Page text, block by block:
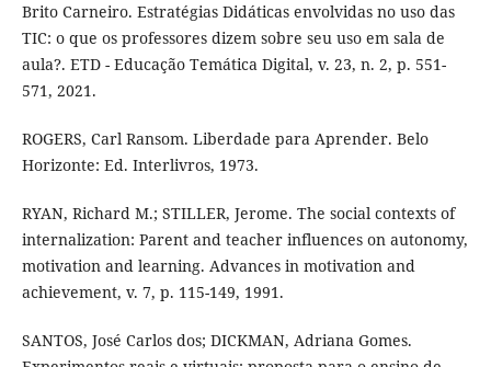
Brito Carneiro. Estratégias Didáticas envolvidas no uso das
TIC: o que os professores dizem sobre seu uso em sala de
aula?. ETD - Educação Temática Digital, v. 23, n. 2, p. 551-
571, 2021.
ROGERS, Carl Ransom. Liberdade para Aprender. Belo
Horizonte: Ed. Interlivros, 1973.
RYAN, Richard M.; STILLER, Jerome. The social contexts of
internalization: Parent and teacher influences on autonomy,
motivation and learning. Advances in motivation and
achievement, v. 7, p. 115-149, 1991.
SANTOS, José Carlos dos; DICKMAN, Adriana Gomes.